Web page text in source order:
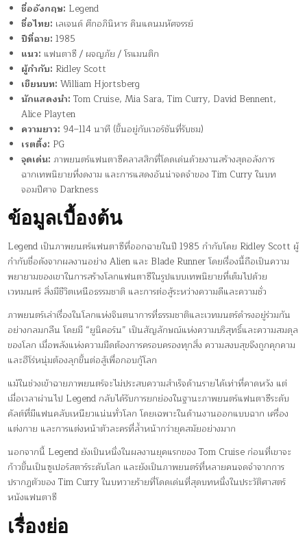
ชื่ออังกฤษ: Legend
ชื่อไทย: เลเจนด์ ศึกอภินิหาร ดินแดนมหัศจรรย์
ปีที่ฉาย: 1985
แนว: แฟนตาซี / ผจญภัย / โรแมนติก
ผู้กำกับ: Ridley Scott
เขียนบท: William Hjortsberg
นักแสดงนำ: Tom Cruise, Mia Sara, Tim Curry, David Bennent,
Alice Playten
ความยาว: 94–114 นาที (ขึ้นอยู่กับเวอร์ชันที่รับชม)
เรตติ้ง: PG
จุดเด่น: ภาพยนตร์แฟนตาซีคลาสสิกที่โดดเด่นด้วยงานสร้างสุดอลังการ
ฉากเทพนิยายที่งดงาม และการแสดงอันน่าจดจำของ Tim Curry ในบท
จอมปีศาจ Darkness
ข้อมูลเบื้องต้น
Legend เป็นภาพยนตร์แฟนตาซีที่ออกฉายในปี 1985 กำกับโดย Ridley Scott ผู้
กำกับชื่อดังจากผลงานอย่าง Alien และ Blade Runner โดยเรื่องนี้ถือเป็นความ
พยายามของเขาในการสร้างโลกแฟนตาซีในรูปแบบเทพนิยายที่เต็มไปด้วย
เวทมนตร์ สิ่งมีชีวิตเหนือธรรมชาติ และการต่อสู้ระหว่างความดีและความชั่ว
ภาพยนตร์เล่าเรื่องในโลกแห่งจินตนาการที่ธรรมชาติและเวทมนตร์ดำรงอยู่ร่วมกัน
อย่างกลมกลืน โดยมี “ยูนิคอร์น” เป็นสัญลักษณ์แห่งความบริสุทธิ์และความสมดุล
ของโลก เมื่อพลังแห่งความมืดต้องการครอบครองทุกสิ่ง ความสงบสุขจึงถูกคุกคาม
และฮีโร่หนุ่มต้องลุกขึ้นต่อสู้เพื่อกอบกู้โลก
แม้ในช่วงเข้าฉายภาพยนตร์จะไม่ประสบความสำเร็จด้านรายได้เท่าที่คาดหวัง แต่
เมื่อเวลาผ่านไป Legend กลับได้รับการยกย่องในฐานะภาพยนตร์แฟนตาซีระดับ
คัลต์ที่มีแฟนคลับเหนียวแน่นทั่วโลก โดยเฉพาะในด้านงานออกแบบฉาก เครื่อง
แต่งกาย และการแต่งหน้าตัวละครที่ล้ำหน้ากว่ายุคสมัยอย่างมาก
นอกจากนี้ Legend ยังเป็นหนึ่งในผลงานยุคแรกของ Tom Cruise ก่อนที่เขาจะ
ก้าวขึ้นเป็นซูเปอร์สตาร์ระดับโลก และยังเป็นภาพยนตร์ที่หลายคนจดจำจากการ
ปรากฏตัวของ Tim Curry ในบทวายร้ายที่โดดเด่นที่สุดบทหนึ่งในประวัติศาสตร์
หนังแฟนตาซี
เรื่องย่อ